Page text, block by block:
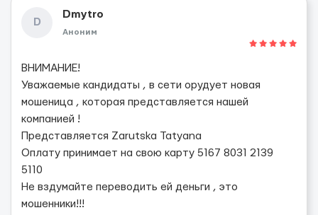
D
Dmytro
Аноним
ВНИМАНИЕ!
Уважаемые кандидаты , в сети орудует новая
мошеница , которая представляется нашей
компанией !
Представляется Zarutska Tatyana
Оплату принимает на свою карту 5167 8031 2139
5110
Не вздумайте переводить ей деньги , это
мошенники!!!